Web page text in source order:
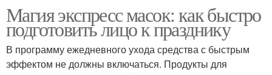
Магия экспресс масок: как быстро
подготовить лицо к празднику
В программу ежедневного ухода средства с быстрым
эффектом не должны включаться. Продукты для